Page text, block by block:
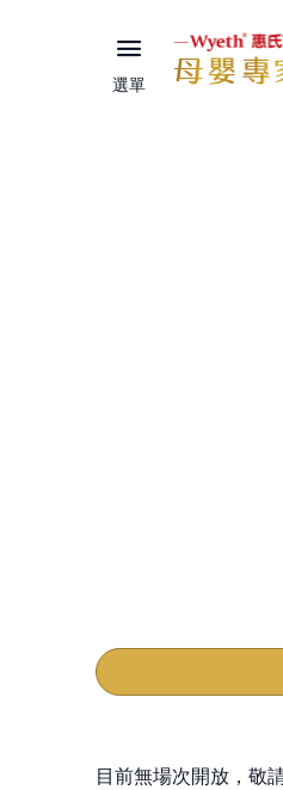
選單
目前無場次開放，敬